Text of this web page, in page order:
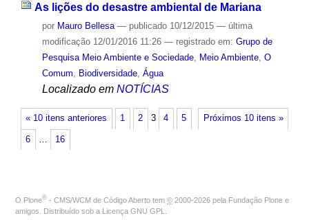
As lições do desastre ambiental de Mariana
por Mauro Bellesa — publicado10/12/2015 — última
modificação12/01/2016 11:26 — registrado em: Grupo de
Pesquisa Meio Ambiente e Sociedade, Meio Ambiente, O
Comum, Biodiversidade, Água
Localizado em NOTÍCIAS
« 10 itens anteriores Próximos 10 itens »
1 2 3 4 5
6 … 16
O Plone® - CMS/WCM de Código Aberto tem © 2000-2026 pela Fundação Plone e
amigos. Distribuído sob a Licença GNU GPL